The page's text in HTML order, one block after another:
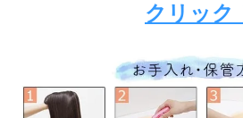
クリック